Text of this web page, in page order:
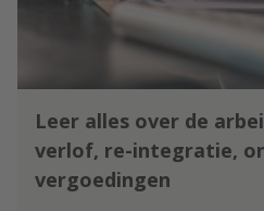
Leer alles over de
verlof, re-integratie,
vergoedingen